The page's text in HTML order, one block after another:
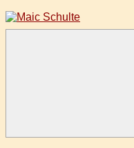
Zum
Inhalt